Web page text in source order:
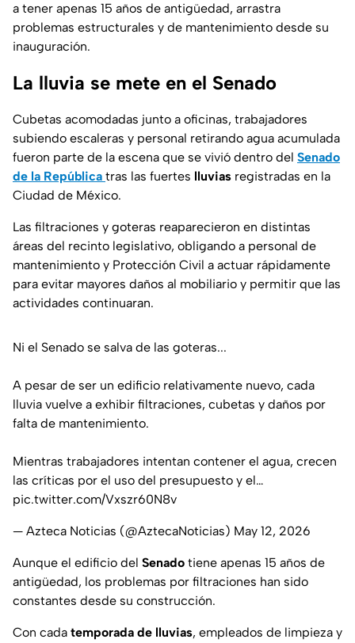
a tener apenas 15 años de antigüedad, arrastra
problemas estructurales y de mantenimiento desde su
inauguración.
La lluvia se mete en el Senado
Cubetas acomodadas junto a oficinas, trabajadores
subiendo escaleras y personal retirando agua acumulada
fueron parte de la escena que se vivió dentro del Senado
de la República tras las fuertes lluvias registradas en la
Ciudad de México.
Las filtraciones y goteras reaparecieron en distintas
áreas del recinto legislativo, obligando a personal de
mantenimiento y Protección Civil a actuar rápidamente
para evitar mayores daños al mobiliario y permitir que las
actividades continuaran.
Ni el Senado se salva de las goteras...
A pesar de ser un edificio relativamente nuevo, cada
lluvia vuelve a exhibir filtraciones, cubetas y daños por
falta de mantenimiento.
Mientras trabajadores intentan contener el agua, crecen
las críticas por el uso del presupuesto y el…
pic.twitter.com/Vxszr60N8v
— Azteca Noticias (@AztecaNoticias) May 12, 2026
Aunque el edificio del Senado tiene apenas 15 años de
antigüedad, los problemas por filtraciones han sido
constantes desde su construcción.
Con cada temporada de lluvias, empleados de limpieza y